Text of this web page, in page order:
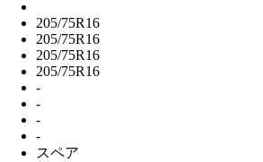
205/75R16
205/75R16
205/75R16
205/75R16
-
-
-
-
スペア